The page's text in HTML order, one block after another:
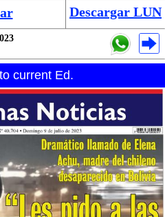
Descargar LUN
current Ed.